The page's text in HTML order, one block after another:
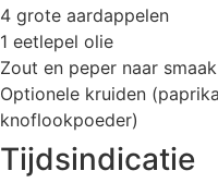
4 grote aardappelen
1 eetlepel olie
Zout en peper naar smaak
Optionele kruiden
knoflookpoeder)
Tijdsindicatie